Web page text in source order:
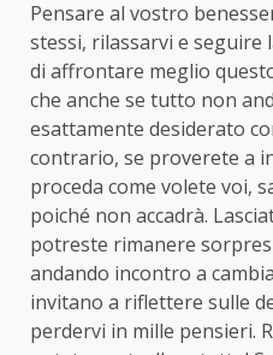
Pensare al vostro
stessi, rilassarvi e
di affrontare meglio
che anche se tutto non
esattamente desiderato
contrario, se proverete a
proceda come volete voi,
poiché non accadrà.
potreste rimanere
andando incontro a
invitano a riflettere sulle
perdervi in mille pensieri.